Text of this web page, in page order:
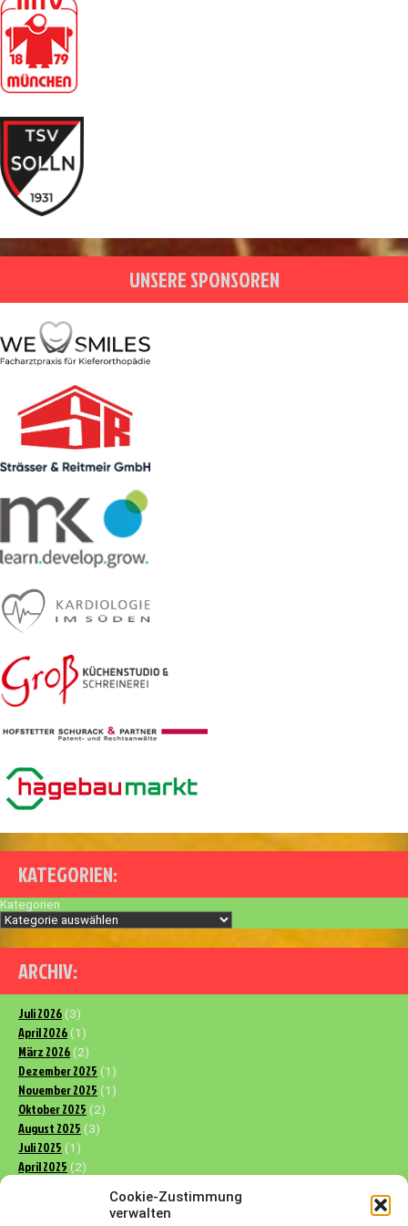
Cookie-Zustimmung
verwalten
UNSERE SPONSOREN
KATEGORIEN:
Kategorien
ARCHIV:
Juli 2026 (3)
April 2026 (1)
März 2026 (2)
Dezember 2025 (1)
November 2025 (1)
Oktober 2025 (2)
August 2025 (3)
Juli 2025 (1)
April 2025 (2)
(2)